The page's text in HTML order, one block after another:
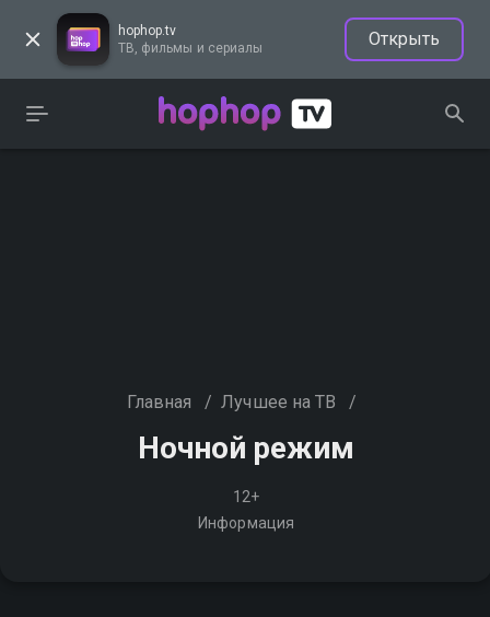
hophop.tv
ТВ, фильмы и сериалы
Открыть
Главная / Лучшее на ТВ /
Ночной режим
12+
Информация